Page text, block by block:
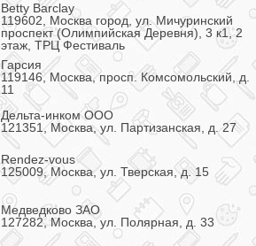
Betty Barclay
119602, Москва город, ул. Мичуринский
проспект (Олимпийская Деревня), 3 к1, 2
этаж, ТРЦ Фестиваль
Гарсия
119146, Москва, просп. Комсомольский, д.
11
Дельта-инком ООО
121351, Москва, ул. Партизанская, д. 27
Rendez-vous
125009, Москва, ул. Тверская, д. 15
Медведково ЗАО
127282, Москва, ул. Полярная, д. 33